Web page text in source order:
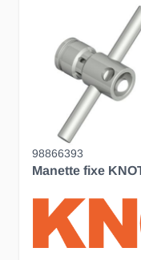
98866393
Manette fixe